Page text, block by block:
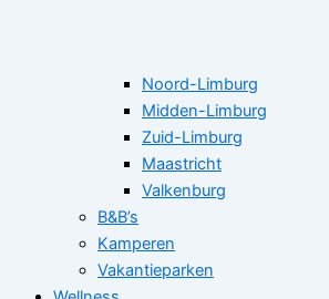
Noord-Limburg
Midden-Limburg
Zuid-Limburg
Maastricht
Valkenburg
B&B’s
Kamperen
Vakantieparken